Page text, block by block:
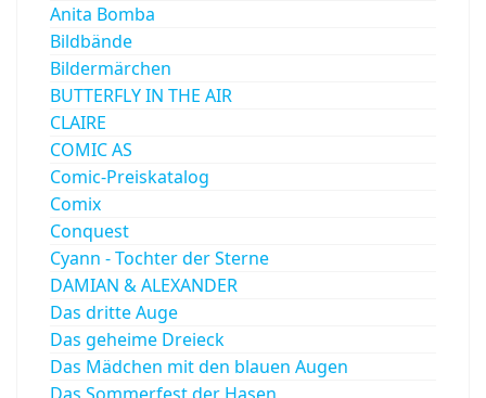
Anita Bomba
Bildbände
Bildermärchen
BUTTERFLY IN THE AIR
CLAIRE
COMIC AS
Comic-Preiskatalog
Comix
Conquest
Cyann - Tochter der Sterne
DAMIAN & ALEXANDER
Das dritte Auge
Das geheime Dreieck
Das Mädchen mit den blauen Augen